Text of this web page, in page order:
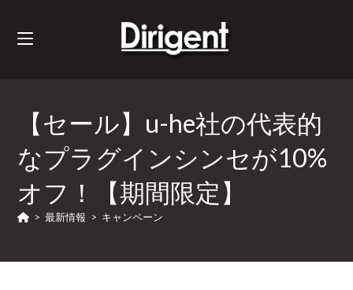
【セール】u-he社の代表的
なプラグインシンセが10%
オフ！【期間限定】
> 最新情報 > キャンペーン